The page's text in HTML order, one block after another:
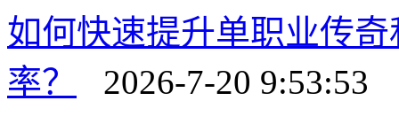
如何快速提升单职业传
率？
2026-7-20 9:53:53